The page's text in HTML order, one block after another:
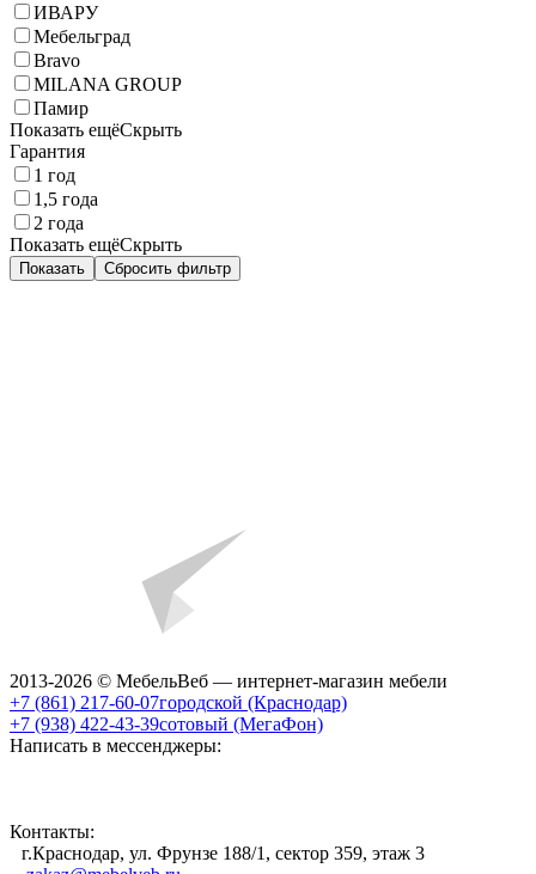
ИВАРУ
Мебельград
Bravo
MILANA GROUP
Памир
Показать ещёСкрыть
Гарантия
1 год
1,5 года
2 года
Показать ещёСкрыть
Показать Сбросить фильтр
2013-2026 © МебельВеб — интернет-магазин мебели
+7 (861) 217-60-07городской (Краснодар)
+7 (938) 422-43-39сотовый (МегаФон)
Написать в мессенджеры:
Контакты:
г.Краснодар, ул. Фрунзе 188/1, сектор 359, этаж 3